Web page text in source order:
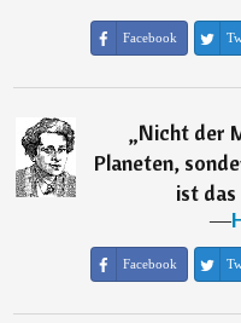
Facebook
„Nicht der
Planeten,
ist das
―
Facebook